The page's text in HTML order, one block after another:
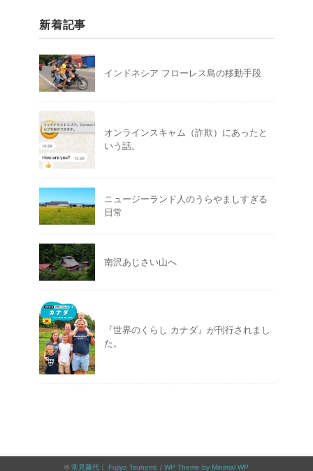
新着記事
インドネシア フローレス島の移動手段
オンラインスキャム（詐欺）にあったと
いう話。
ニュージーランド人のうらやましすぎる
日常
南沢あじさい山へ
『世界のくらし カナダ』が刊行されまし
た。
© 常見藤代｜ Fujiyo Tsunemi . / WP Theme by Minimal WP